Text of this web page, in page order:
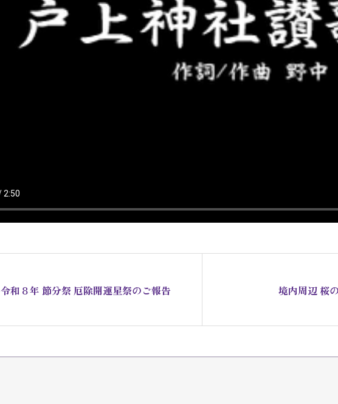
令和８年 節分祭 厄除開運星祭のご報告 境内周辺 桜